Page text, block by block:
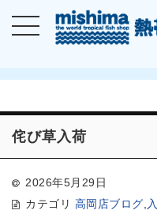
侘び草入荷
2026年5月29日
カテゴリ 高岡店ブログ